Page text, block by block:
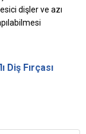
dişler ve azı
Fırçası